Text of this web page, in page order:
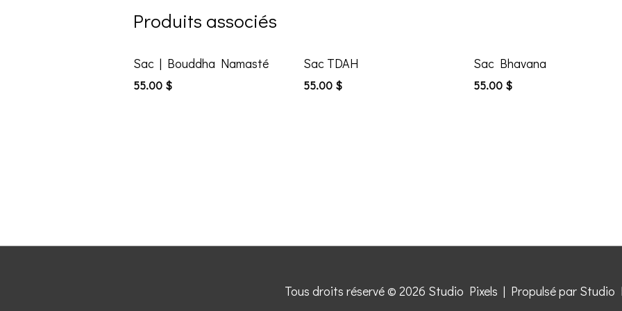
Produits associés
Sac | Bouddha Namasté
55.00 $
Sac TDAH
55.00 $
Sac Bhavana
55.00 $
Tous droits réservé © 2026 Studio Pixels | Propulsé par Studio